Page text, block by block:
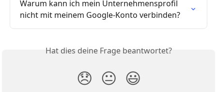
Warum kann ich mein Unternehmensprofil
nicht mit meinem Google-Konto verbinden?
Hat dies deine Frage beantwortet?
😞 😐 😃